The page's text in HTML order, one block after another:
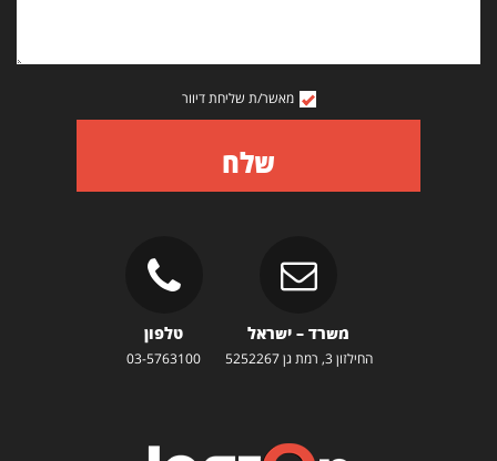
מאשר/ת שליחת דיוור
שלח
משרד – ישראל
החילזון 3, רמת גן 5252267
טלפון
03-5763100